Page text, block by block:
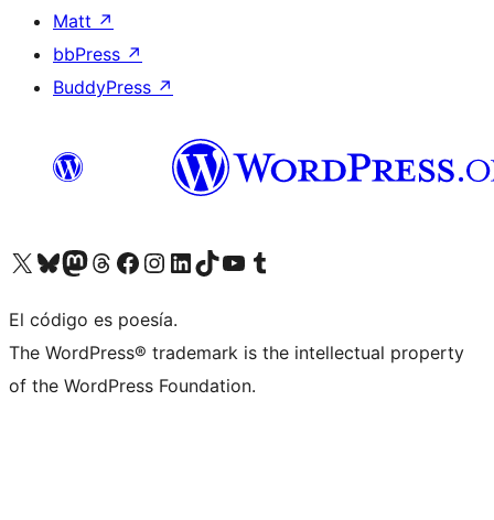
Matt ↗
bbPress ↗
BuddyPress ↗
Visitá nuestra cuenta de X (anteriormente Twitter)
Visitá nuestra cuenta de Bluesky
Visitá nuestra cuenta de Mastodon
Visitá nuestra cuenta de Threads
Visitá nuestra página de Facebook
Visitá nuestra cuenta de Instagram
Visitá nuestra cuenta de LinkedIn
Visitá nuestra cuenta de TikTok
Visitá nuestro canal de YouTube
Visitá nuestra cuenta de Tumblr
El código es poesía.
The WordPress® trademark is the intellectual property
of the WordPress Foundation.